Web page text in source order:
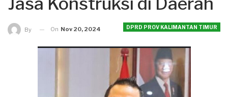
DPRD PROV KALIMANTAN TIMUR
By On Nov 20, 2024